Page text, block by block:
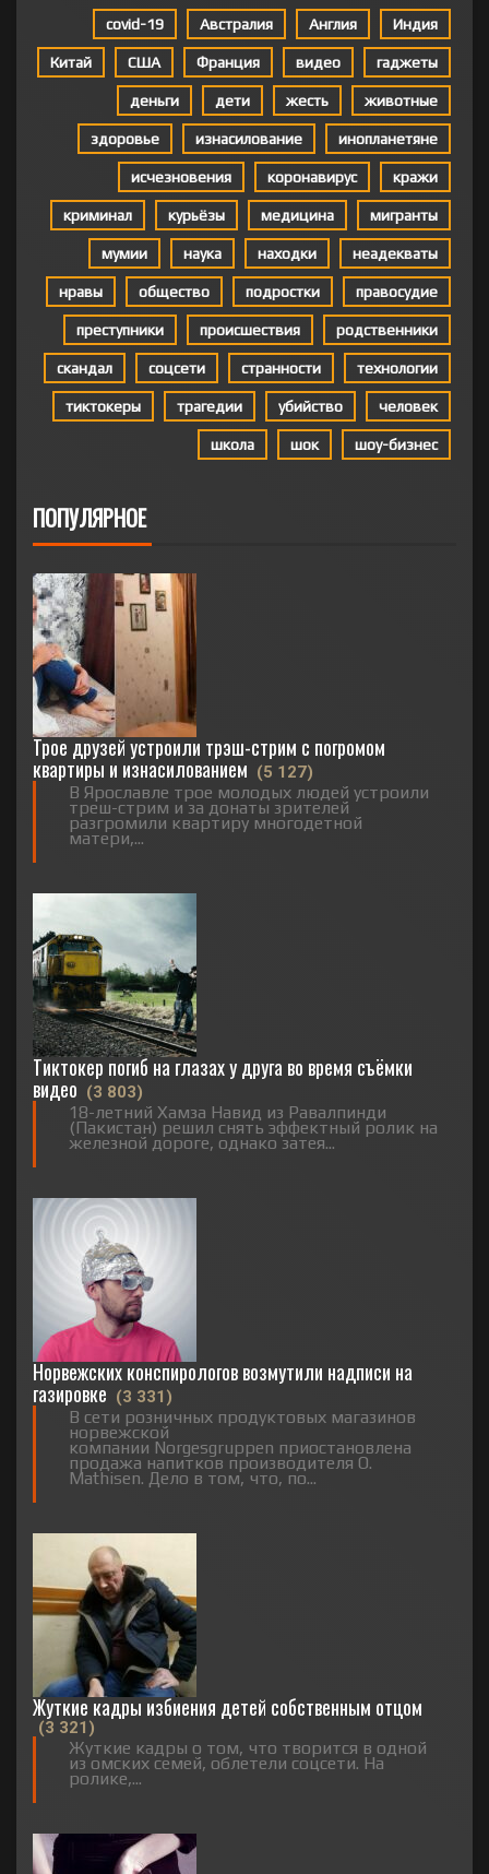
covid-19 Австралия Англия Индия
Китай США Франция видео гаджеты
деньги дети жесть животные
здоровье изнасилование инопланетяне
исчезновения коронавирус кражи
криминал курьёзы медицина мигранты
мумии наука находки неадекваты
нравы общество подростки правосудие
преступники происшествия родственники
скандал соцсети странности технологии
тиктокеры трагедии убийство человек
школа шок шоу-бизнес
ПОПУЛЯРНОЕ
Трое друзей устроили трэш-стрим с погромом
квартиры и изнасилованием (5 127)
В Ярославле трое молодых людей устроили
треш-стрим и за донаты зрителей
разгромили квартиру многодетной
матери,...
Тиктокер погиб на глазах у друга во время съёмки
видео (3 803)
18-летний Хамза Навид из Равалпинди
(Пакистан) решил снять эффектный ролик на
железной дороге, однако затея...
Норвежских конспирологов возмутили надписи на
газировке (3 331)
В сети розничных продуктовых магазинов
норвежской
компании Norgesgruppen приостановлена
продажа напитков производителя O.
Mathisen. Дело в том, что, по...
Жуткие кадры избиения детей собственным отцом
(3 321)
Жуткие кадры о том, что творится в одной
из омских семей, облетели соцсети. На
ролике,...